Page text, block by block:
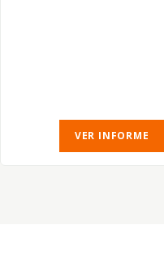
VER INFORME